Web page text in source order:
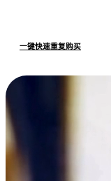
一键快速重复购买